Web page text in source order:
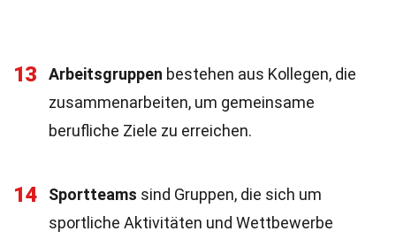
13 Arbeitsgruppen bestehen aus Kollegen, die
zusammenarbeiten, um gemeinsame
berufliche Ziele zu erreichen.
14 Sportteams sind Gruppen, die sich um
sportliche Aktivitäten und Wettbewerbe